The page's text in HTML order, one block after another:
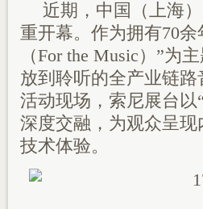
近期，中国（上海
重开幕。作为拥有70
（For the Music）”为
放到聆听的全产业链
活动现场，索尼展台
深度交融，为观众呈
技术体验。